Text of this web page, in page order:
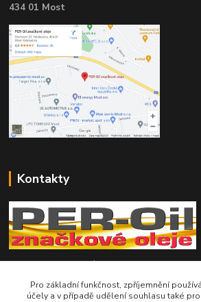
434 01 Most
Kontakty
Telefon pro technické dotazy: 775 113 255
Telefon do našeho obchodu : 774 993 479
Pro základní funkčnost, zpříjemnění
účely a v případě udělení souhlasu také